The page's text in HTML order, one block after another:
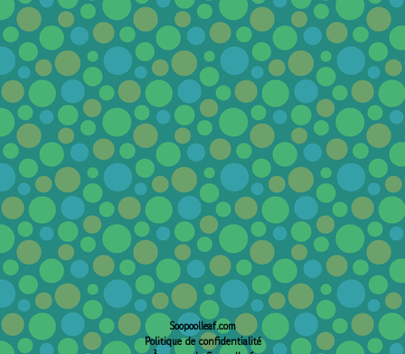
Soopoolleaf.com
Politique de confidentialité